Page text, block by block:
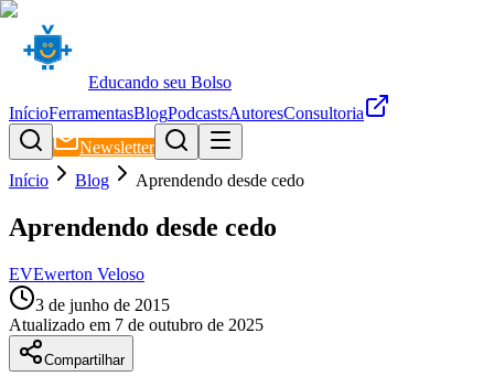
Educando seu Bolso
InícioFerramentasBlogPodcastsAutoresConsultoria
Newsletter
Início
Blog Aprendendo desde cedo
Aprendendo desde cedo
EVEwerton Veloso
3 de junho de 2015
Atualizado em 7 de outubro de 2025
Compartilhar